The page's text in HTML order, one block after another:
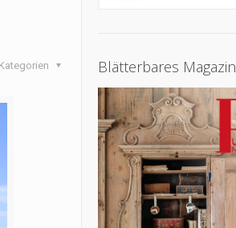
Kategorien Blätterbares Magazin